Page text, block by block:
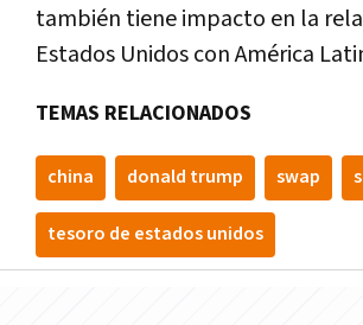
también tiene impacto en la
Estados Unidos con América
TEMAS RELACIONADOS
china donald trump swap
tesoro de estados unidos